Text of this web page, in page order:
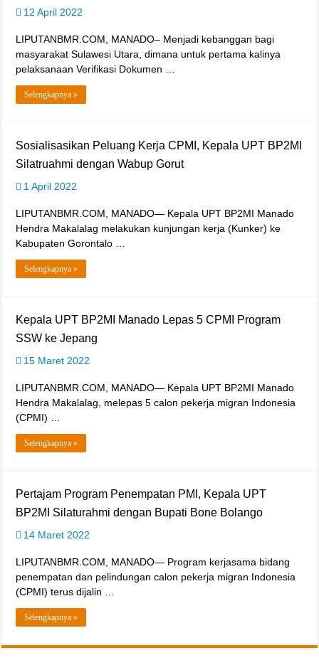
12 April 2022
LIPUTANBMR.COM, MANADO– Menjadi kebanggan bagi
masyarakat Sulawesi Utara, dimana untuk pertama kalinya
pelaksanaan Verifikasi Dokumen …
Selengkapnya »
Sosialisasikan Peluang Kerja CPMI, Kepala UPT BP2MI
Silatruahmi dengan Wabup Gorut
1 April 2022
LIPUTANBMR.COM, MANADO— Kepala UPT BP2MI Manado
Hendra Makalalag melakukan kunjungan kerja (Kunker) ke
Kabupaten Gorontalo …
Selengkapnya »
Kepala UPT BP2MI Manado Lepas 5 CPMI Program
SSW ke Jepang
15 Maret 2022
LIPUTANBMR.COM, MANADO— Kepala UPT BP2MI Manado
Hendra Makalalag, melepas 5 calon pekerja migran Indonesia
(CPMI) …
Selengkapnya »
Pertajam Program Penempatan PMI, Kepala UPT
BP2MI Silaturahmi dengan Bupati Bone Bolango
14 Maret 2022
LIPUTANBMR.COM, MANADO— Program kerjasama bidang
penempatan dan pelindungan calon pekerja migran Indonesia
(CPMI) terus dijalin …
Selengkapnya »